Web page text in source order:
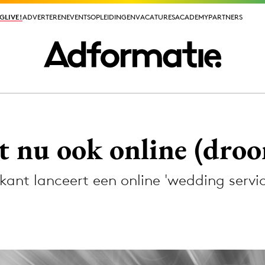
ADVERTERENEVENTSOPLEIDINGENVACATURESACADEMYPARTNERS
ADVERTERENEVENTSOPLEIDINGENVACATURESACADEMYPARTNERS
PR
nu ook online
lanceert een online 'wedding